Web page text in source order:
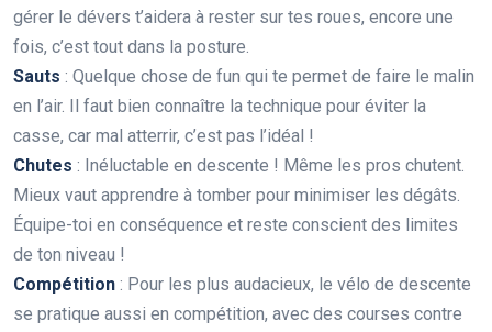
gérer le dévers t’aidera à rester sur tes roues, encore une
fois, c’est tout dans la posture.
Sauts : Quelque chose de fun qui te permet de faire le malin
en l’air. Il faut bien connaître la technique pour éviter la
casse, car mal atterrir, c’est pas l’idéal !
Chutes : Inéluctable en descente ! Même les pros chutent.
Mieux vaut apprendre à tomber pour minimiser les dégâts.
Équipe-toi en conséquence et reste conscient des limites
de ton niveau !
Compétition : Pour les plus audacieux, le vélo de descente
se pratique aussi en compétition, avec des courses contre